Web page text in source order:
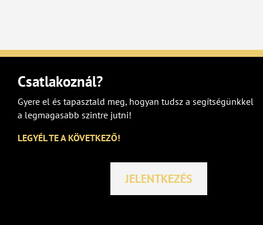
Csatlakoznál?
Gyere el és tapasztald meg, hogyan tudsz a segítségünkkel
a legmagasabb szintre jutni!
LEGYÉL TE A KÖVETKEZŐ!
JELENTKEZÉS